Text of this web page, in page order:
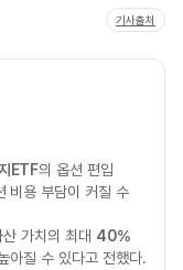
기사출처
ETF의 옵션 편입
비용 부담이 커질 수
가치의 최대 40%
아질 수 있다고 전했다.